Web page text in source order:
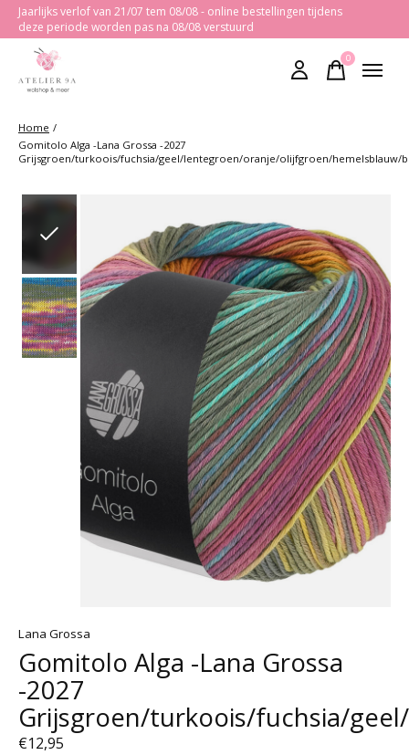
Jaarlijks verlof van 21/07 tem 08/08 - online bestellingen tijdens
deze periode worden pas na 08/08 verstuurd
0items
Home /
Gomitolo Alga -Lana Grossa -2027
Grijsgroen/turkoois/fuchsia/geel/lentegroen/oranje/olijfgroen/hemelsblauw/
Lana Grossa
Gomitolo Alga -Lana Grossa
-2027
Grijsgroen/turkoois/fuchsia/
€12,95